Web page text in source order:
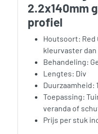
2.2x140mm
profiel
Houtsoort: Red
kleurvaster dan
Behandeling:
Lengtes: Div
Duurzaamheid:
Toepassing:
veranda of
Prijs per stuk